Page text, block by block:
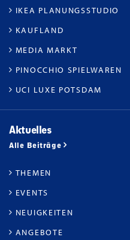
IKEA PLANUNGSSTUDIO
KAUFLAND
MEDIA MARKT
PINOCCHIO SPIELWAREN
UCI LUXE POTSDAM
Aktuelles
Alle Beiträge
THEMEN
EVENTS
NEUIGKEITEN
ANGEBOTE